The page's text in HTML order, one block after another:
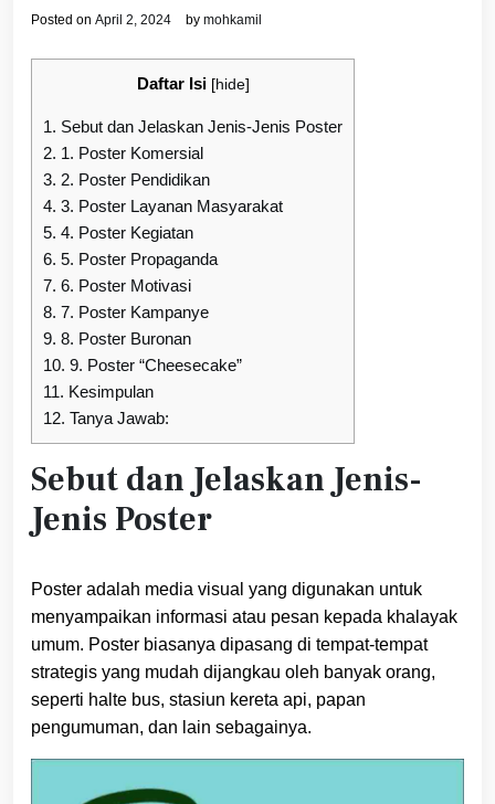
Posted on April 2, 2024 by mohkamil
Daftar Isi [hide]
1. Sebut dan Jelaskan Jenis-Jenis Poster
2. 1. Poster Komersial
3. 2. Poster Pendidikan
4. 3. Poster Layanan Masyarakat
5. 4. Poster Kegiatan
6. 5. Poster Propaganda
7. 6. Poster Motivasi
8. 7. Poster Kampanye
9. 8. Poster Buronan
10. 9. Poster “Cheesecake”
11. Kesimpulan
12. Tanya Jawab:
Sebut dan Jelaskan Jenis-
Jenis Poster
Poster adalah media visual yang digunakan untuk
menyampaikan informasi atau pesan kepada khalayak
umum. Poster biasanya dipasang di tempat-tempat
strategis yang mudah dijangkau oleh banyak orang,
seperti halte bus, stasiun kereta api, papan
pengumuman, dan lain sebagainya.